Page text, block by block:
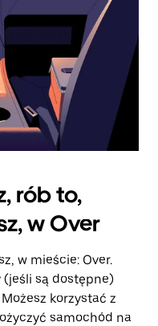
rób to,
w Over
w mieście: Over.
są dostępne)
korzystać z
samochód na